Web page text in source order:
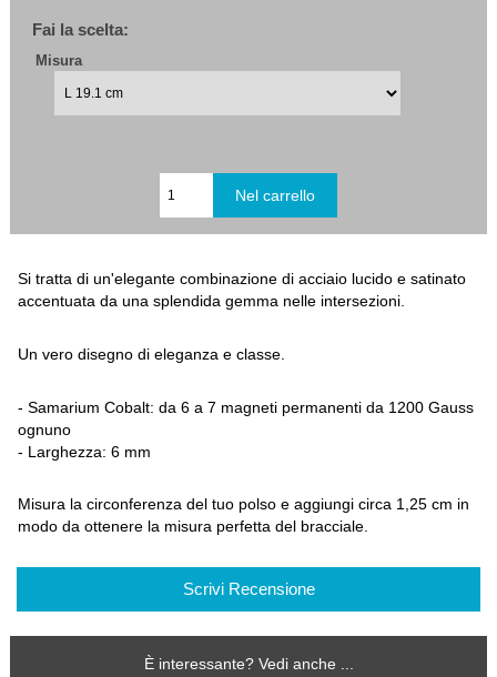
Fai la scelta:
Misura
Si tratta di un'elegante combinazione di acciaio lucido e satinato
accentuata da una splendida gemma nelle intersezioni.
Un vero disegno di eleganza e classe.
- Samarium Cobalt: da 6 a 7 magneti permanenti da 1200 Gauss
ognuno
- Larghezza: 6 mm
Misura la circonferenza del tuo polso e aggiungi circa 1,25 cm in
modo da ottenere la misura perfetta del bracciale.
Scrivi Recensione
È interessante? Vedi anche ...